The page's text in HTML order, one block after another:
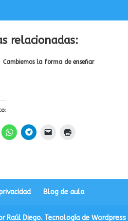
relacionadas:
Cambiemos la forma de enseñar
Blog de aula
Raúl Diego. Tecnología de